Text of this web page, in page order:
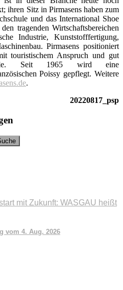
ihren Sitz in Pirmasens haben zum
und das International Shoe
tragenden Wirtschaftsbereichen
Industrie, Kunststofffertigung,
Pirmasens positioniert
touristischem Anspruch und gut
Seit 1965 wird eine
Poissy gepflegt. Weitere
.
20220817_psp
mit Zukunft: WASGAU heißt
vom 4. Aug. 2026